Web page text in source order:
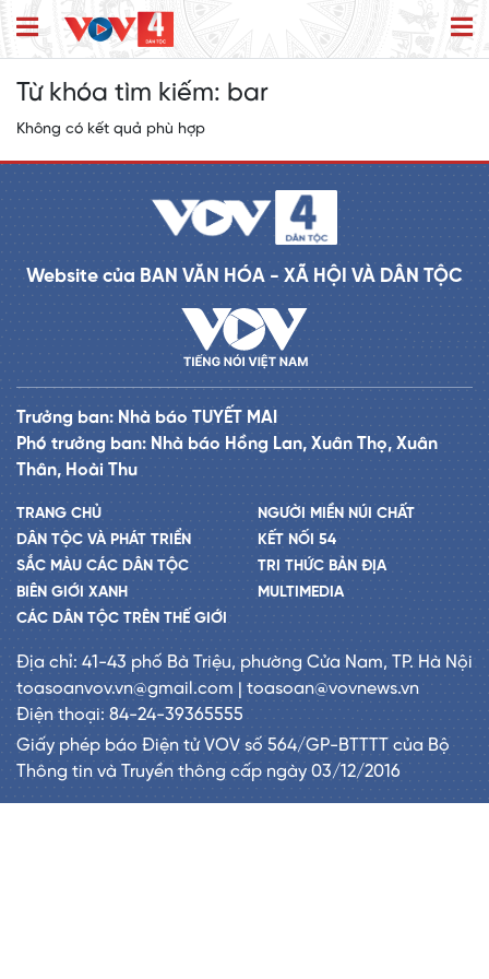
Từ khóa tìm kiếm: bar
Không có kết quả phù hợp
Website của BAN VĂN HÓA - XÃ HỘI VÀ DÂN TỘC
Trưởng ban: Nhà báo TUYẾT MAI
Phó trưởng ban: Nhà báo Hồng Lan, Xuân Thọ, Xuân
Thân, Hoài Thu
TRANG CHỦ
DÂN TỘC VÀ PHÁT TRIỂN
SẮC MÀU CÁC DÂN TỘC
BIÊN GIỚI XANH
CÁC DÂN TỘC TRÊN THẾ GIỚI
NGƯỜI MIỀN NÚI CHẤT
KẾT NỐI 54
TRI THỨC BẢN ĐỊA
MULTIMEDIA
Địa chỉ: 41-43 phố Bà Triệu, phường Cửa Nam, TP. Hà Nội
toasoanvov.vn@gmail.com | toasoan@vovnews.vn
Điện thoại: 84-24-39365555
Giấy phép báo Điện tử VOV số 564/GP-BTTTT của Bộ
Thông tin và Truyền thông cấp ngày 03/12/2016